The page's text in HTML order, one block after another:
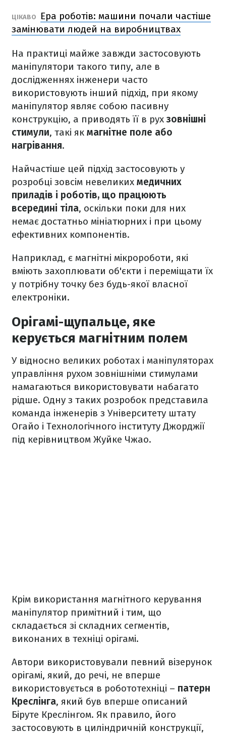
ЦІКАВО
Ера роботів: машини почали частіше
замінювати людей на виробництвах
На практиці майже завжди застосовують
маніпулятори такого типу, але в
дослідженнях інженери часто
використовують інший підхід, при якому
маніпулятор являє собою пасивну
конструкцію, а приводять її в рухзовнішні
стимули, такі як магнітне поле або
нагрівання.
Найчастіше цей підхід застосовують у
розробці зовсім невеликих медичних
приладів і роботів, що працюють
всередині тіла, оскільки поки для них
немає достатньо мініатюрних і при цьому
ефективних компонентів.
Наприклад, є магнітні мікророботи, які
вміють захоплювати об'єкти і переміщати їх
у потрібну точку без будь-якої власної
електроніки.
Орігамі-щупальце, яке
керується магнітним полем
У відносно великих роботах і маніпуляторах
управління рухом зовнішніми стимулами
намагаються використовувати набагато
рідше. Одну з таких розробок представила
команда інженерів з Університету штату
Огайо і Технологічного інституту Джорджії
під керівництвом Жуйке Чжао.
Крім використання магнітного керування
маніпулятор примітний і тим, що
складається зі складних сегментів,
виконаних в техніці орігамі.
Автори використовували певний візерунок
орігамі, який, до речі, не вперше
використовується в робототехніці – патерн
Креслінга, який був вперше описаний
Біруте Креслінгом. Як правило, його
застосовують в циліндричній конструкції,